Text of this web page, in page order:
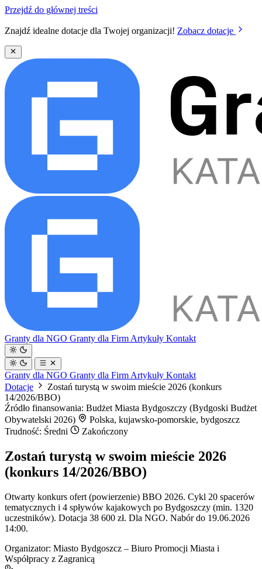
Przejdź do głównej treści
Znajdź idealne dotacje dla Twojej organizacji! Zobacz dotacje
Granty dla NGO Granty dla Firm Artykuły Kontakt
Granty dla NGO Granty dla Firm Artykuły Kontakt
Dotacje
Zostań turystą w swoim mieście 2026 (konkurs
14/2026/BBO)
Źródło finansowania: Budżet Miasta Bydgoszczy (Bydgoski Budżet
Obywatelski 2026)
Polska, kujawsko-pomorskie, bydgoszcz
Trudność: Średni
Zakończony
Zostań turystą w swoim mieście 2026
(konkurs 14/2026/BBO)
Otwarty konkurs ofert (powierzenie) BBO 2026. Cykl 20 spacerów
tematycznych i 4 spływów kajakowych po Bydgoszczy (min. 1320
uczestników). Dotacja 38 600 zł. Dla NGO. Nabór do 19.06.2026
14:00.
Organizator: Miasto Bydgoszcz – Biuro Promocji Miasta i
Współpracy z Zagranicą